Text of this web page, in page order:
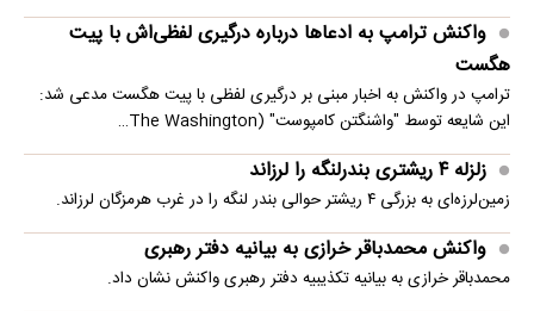
واکنش ترامپ به ادعاها درباره درگیری لفظی‌اش با پیت
هگست
ترامپ در واکنش به اخبار مبنی بر درگیری لفظی با پیت هگست مدعی شد:
این شایعه توسط "واشنگتن کامپوست" (The Washington…
زلزله ۴ ریشتری بندرلنگه را لرزاند
زمین‌لرزه‌ای به بزرگی ۴ ریشتر حوالی بندر لنگه را در غرب هرمزگان لرزاند.
واکنش محمدباقر خرازی به بیانیه دفتر رهبری
محمدباقر خرازی به بیانیه تکذیبیه دفتر رهبری واکنش نشان داد.